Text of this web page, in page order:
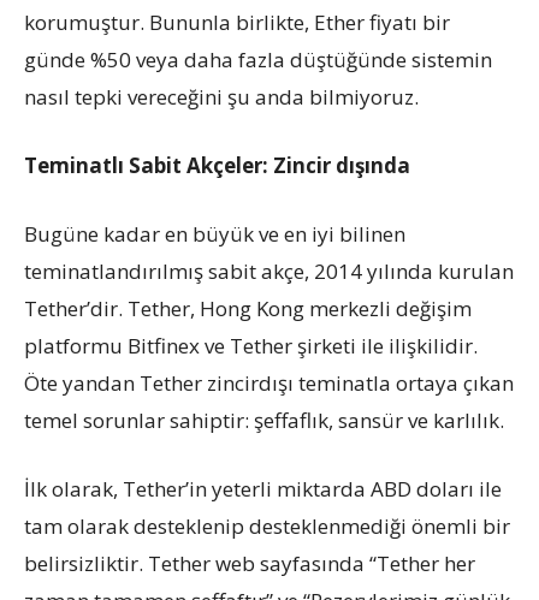
korumuştur. Bununla birlikte, Ether fiyatı bir
günde %50 veya daha fazla düştüğünde sistemin
nasıl tepki vereceğini şu anda bilmiyoruz.
Teminatlı Sabit Akçeler: Zincir dışında
Bugüne kadar en büyük ve en iyi bilinen
teminatlandırılmış sabit akçe, 2014 yılında kurulan
Tether’dir. Tether, Hong Kong merkezli değişim
platformu Bitfinex ve Tether şirketi ile ilişkilidir.
Öte yandan Tether zincirdışı teminatla ortaya çıkan
temel sorunlar sahiptir: şeffaflık, sansür ve karlılık.
İlk olarak, Tether’in yeterli miktarda ABD doları ile
tam olarak desteklenip desteklenmediği önemli bir
belirsizliktir. Tether web sayfasında “Tether her